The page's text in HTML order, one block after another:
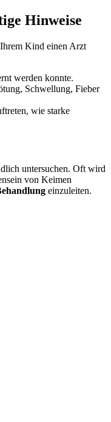
Hinweise
Kind einen Arzt
werden konnte.
Schwellung, Fieber
wie starke
untersuchen. Oft wird
von Keimen
einzuleiten.